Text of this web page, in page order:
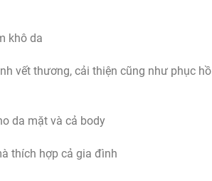
khô da
vết thương, cải thiện cũng như phục
da mặt và cả body
thích hợp cả gia đình